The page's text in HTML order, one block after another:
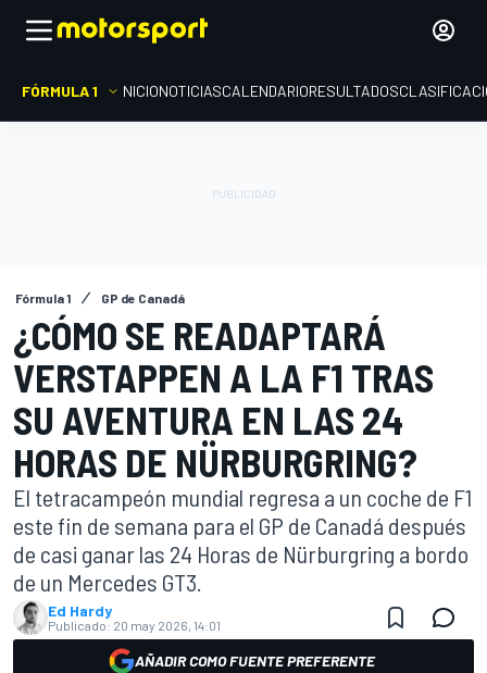
FÓRMULA 1 INICIONOTICIASCALENDARIORESULTADOS
Fórmula 1 GP de Canadá
¿CÓMO SE READAPTARÁ
VERSTAPPEN A LA F1 TRAS
SU AVENTURA EN LAS 24
HORAS DE NÜRBURGRING?
El tetracampeón mundial regresa a un coche de F1
este fin de semana para el GP de Canadá después
de casi ganar las 24 Horas de Nürburgring a bordo
de un Mercedes GT3.
Ed Hardy
Publicado: 20 may 2026, 14:01
AÑADIR COMO FUENTE PREFERENTE